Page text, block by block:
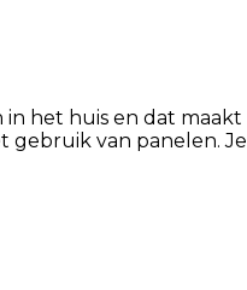
het huis en dat
van panelen.